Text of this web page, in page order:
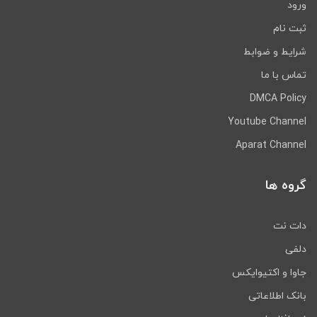
ورود
ثبت نام
شرایط و ضوابط
تماس با ما
DMCA Policy
Youtube Channel
Aparat Channel
گروه ها
دات نت
دلفی
جاوا و اکتیوایکس
بانک اطلاعاتی